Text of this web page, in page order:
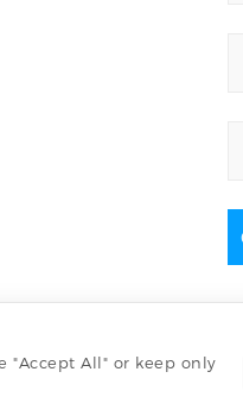
"Accept All" or keep only